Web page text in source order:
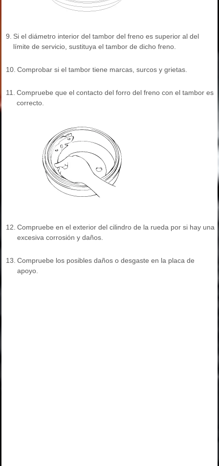
9. Si el diámetro interior del tambor del freno es superior al del
límite de servicio, sustituya el tambor de dicho freno.
10. Comprobar si el tambor tiene marcas, surcos y grietas.
11. Compruebe que el contacto del forro del freno con el tambor es
correcto.
12. Compruebe en el exterior del cilindro de la rueda por si hay una
excesiva corrosión y daños.
13. Compruebe los posibles daños o desgaste en la placa de
apoyo.